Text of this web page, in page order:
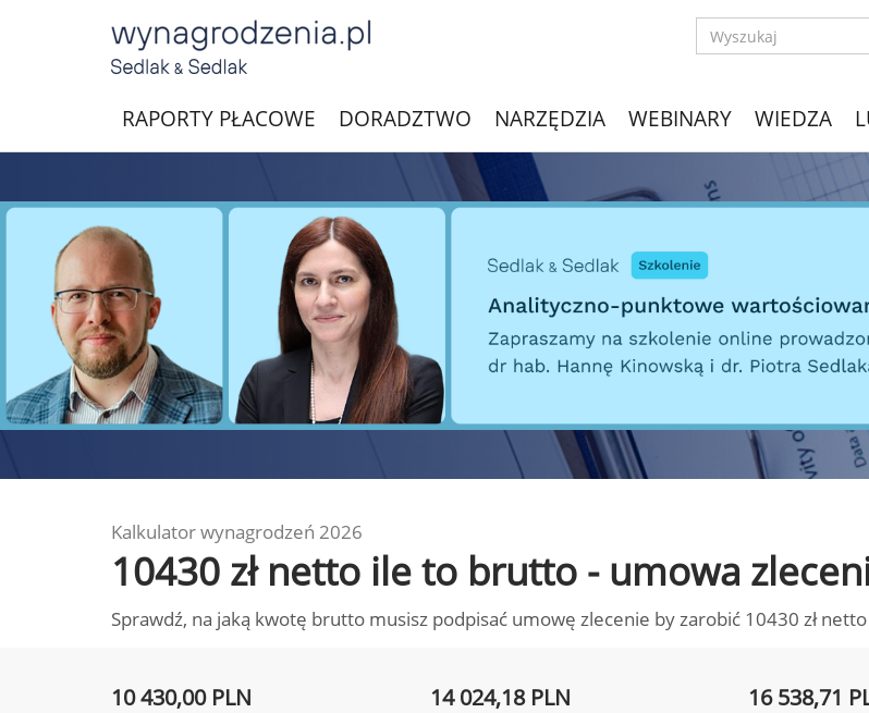
RAPORTY PŁACOWE DORADZTWO NARZĘDZIA WEBINARY WIEDZA
Kalkulator wynagrodzeń 2026
10430 zł netto ile to brutto - umowa
Sprawdź, na jaką kwotę brutto musisz podpisać umowę zlecenie by zarobić 10430 zł
10 430,00 PLN 14 024,18 PLN 16 538,71